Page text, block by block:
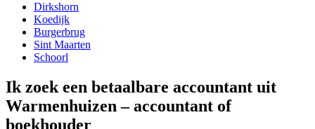
Dirkshorn
Koedijk
Burgerbrug
Sint Maarten
Schoorl
Ik zoek een betaalbare accountant uit
Warmenhuizen – accountant of
boekhouder